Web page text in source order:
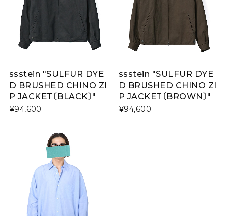
ssstein "SULFUR DYE
D BRUSHED CHINO ZI
P JACKET〔BLACK〕"
¥94,600
ssstein "SULFUR DYE
D BRUSHED CHINO ZI
P JACKET〔BROWN〕"
¥94,600